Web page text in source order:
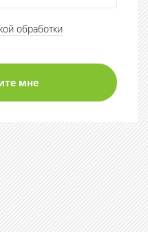
обработки